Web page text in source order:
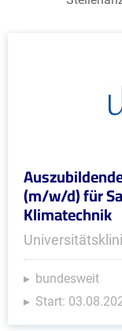
(m/w/d) für
Klimatechnik
bundesweit
Start: